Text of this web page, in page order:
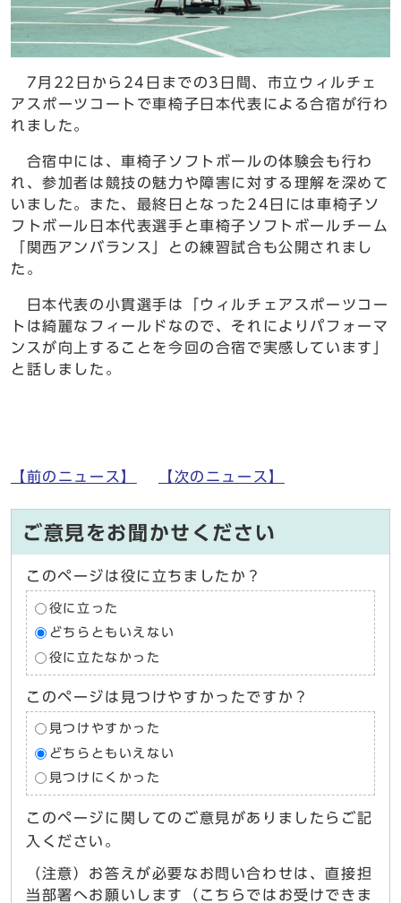
7月22日から24日までの3日間、市立ウィルチェ
アスポーツコートで車椅子日本代表による合宿が行わ
れました。
合宿中には、車椅子ソフトボールの体験会も行わ
れ、参加者は競技の魅力や障害に対する理解を深めて
いました。また、最終日となった24日には車椅子ソ
フトボール日本代表選手と車椅子ソフトボールチーム
「関西アンバランス」との練習試合も公開されまし
た。
日本代表の小貫選手は「ウィルチェアスポーツコー
トは綺麗なフィールドなので、それによりパフォーマ
ンスが向上することを今回の合宿で実感しています」
と話しました。
【前のニュース】 【次のニュース】
ご意見をお聞かせください
このページは役に立ちましたか？
役に立った
どちらともいえない
役に立たなかった
このページは見つけやすかったですか？
見つけやすかった
どちらともいえない
見つけにくかった
このページに関してのご意見がありましたらご記
入ください。
（注意）お答えが必要なお問い合わせは、直接担
当部署へお願いします（こちらではお受けできま